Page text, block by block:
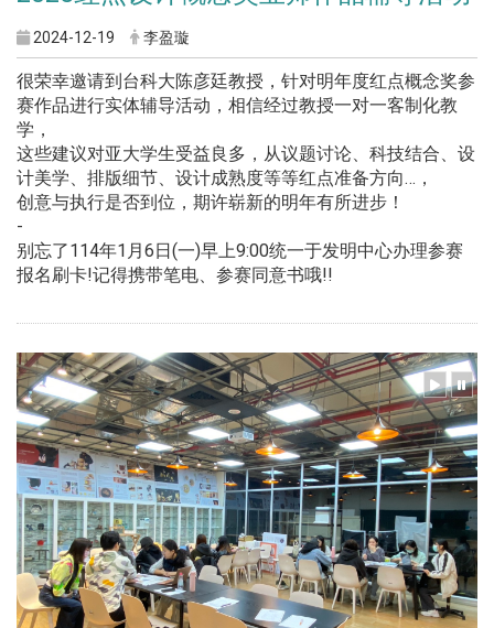
2024-12-19 李盈璇
很荣幸邀请到台科大陈彦廷教授，针对明年度红点概念奖参
赛作品进行实体辅导活动，相信经过教授一对一客制化教
学，
这些建议对亚大学生受益良多，从议题讨论、科技结合、设
计美学、排版细节、设计成熟度等等红点准备方向…，
创意与执行是否到位，期许崭新的明年有所进步！
-
别忘了114年1月6日(一)早上9:00统一于发明中心办理参赛
报名刷卡!记得携带笔电、参赛同意书哦!!